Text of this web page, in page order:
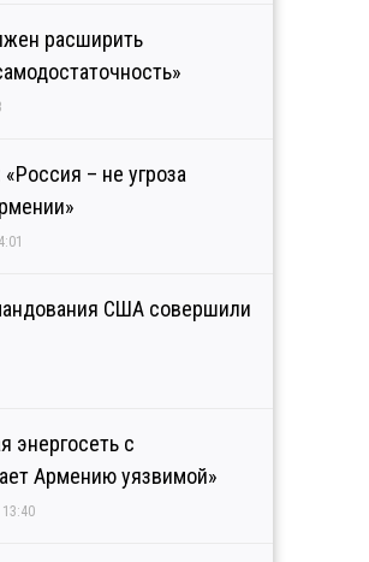
расширить
– не угроза
США совершили
энергосеть с
Армению уязвимой»
13:40